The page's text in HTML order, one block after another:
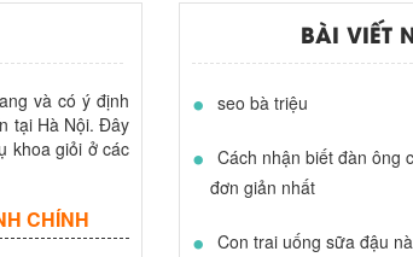
và có ý định
tại Hà Nội. Đây
khoa giỏi ở các
CHÍNH
BÀI VIẾT
seo bà triệu
Cách nhận biết đàn ông
đơn giản nhất
Con trai uống sữa đậu